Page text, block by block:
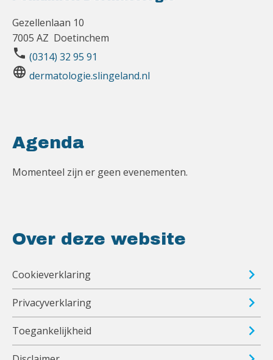
Gezellenlaan 10
7005 AZ Doetinchem
phone (0314) 32 95 91
language dermatologie.slingeland.nl
Agenda
Momenteel zijn er geen evenementen.
Over deze website
Cookieverklaring
Privacyverklaring
Toegankelijkheid